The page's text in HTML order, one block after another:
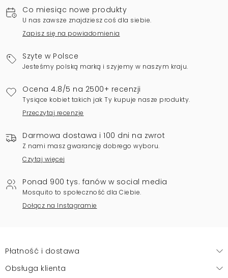
Co miesiąc nowe produkty
U nas zawsze znajdziesz coś dla siebie.
Zapisz się na powiadomienia
Szyte w Polsce
Jesteśmy polską marką i szyjemy w naszym kraju.
Ocena 4.8/5 na 2500+ recenzji
Tysiące kobiet takich jak Ty kupuje nasze produkty.
Przeczytaj recenzje
Darmowa dostawa i 100 dni na zwrot
Z nami masz gwarancję dobrego wyboru.
Czytaj więcej
Ponad 900 tys. fanów w social media
Mosquito to społeczność dla Ciebie.
Dołącz na Instagramie
Płatność i dostawa
Obsługa klienta